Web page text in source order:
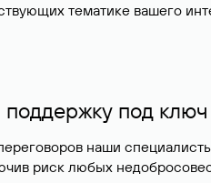
тематике вашего
под ключ
наши
риск любых